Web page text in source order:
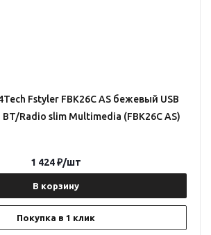
Fstyler FBK26C AS бежевый USB
Radio slim Multimedia (FBK26C AS)
В корзину
Покупка в 1 клик
1 424₽/шт